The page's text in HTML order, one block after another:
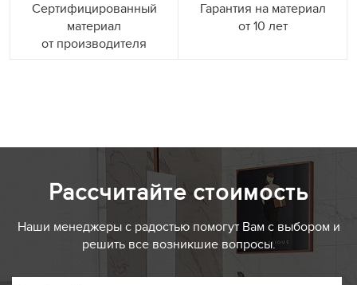
Сертифицированный
материал
от производителя
Гарантия на материал
от 10 лет
Рассчитайте стоимость
Наши менеджеры с радостью помогут Вам с выбором и
решить все возникшие вопросы.